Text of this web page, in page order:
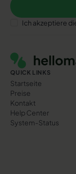
Anmelden
Ich akzeptiere
QUICK LINKS
Startseite
Preise
Kontakt
Help Center
System-Status